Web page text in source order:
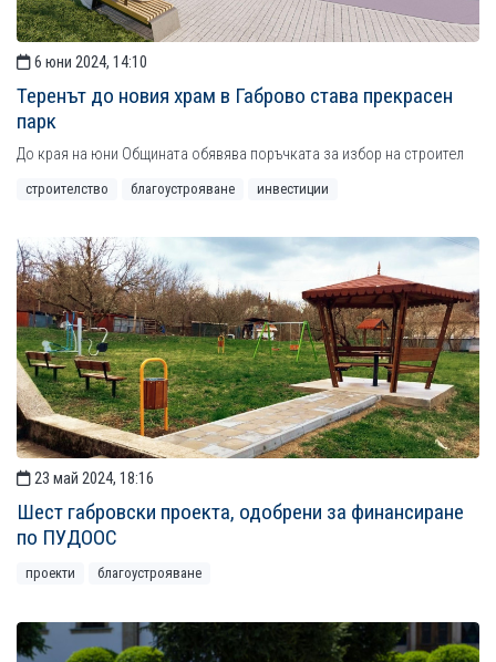
6 юни 2024, 14:10
Теренът до новия храм в Габрово става прекрасен
парк
До края на юни Общината обявява поръчката за избор на строител
строителство благоустрояване инвестиции
23 май 2024, 18:16
Шест габровски проекта, одобрени за финансиране
по ПУДООС
проекти благоустрояване